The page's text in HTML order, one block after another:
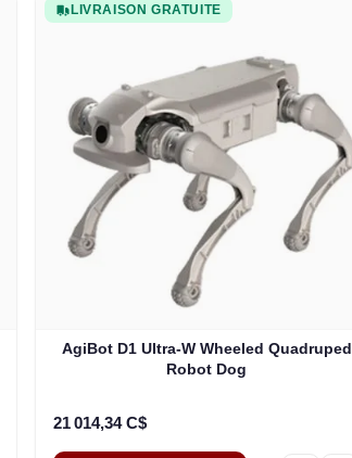
LIVRAISON GRATUITE
AgiBot D1 Ultra-W Wheeled Quadruped
Robot Dog
21 014,34 C$